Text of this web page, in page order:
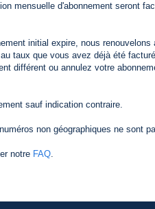
mensuelle d'abonnement seront
initial expire, nous renouvelons
taux que vous avez déjà été
différent ou annulez votre
sauf indication contraire.
non géographiques ne sont
notre FAQ.